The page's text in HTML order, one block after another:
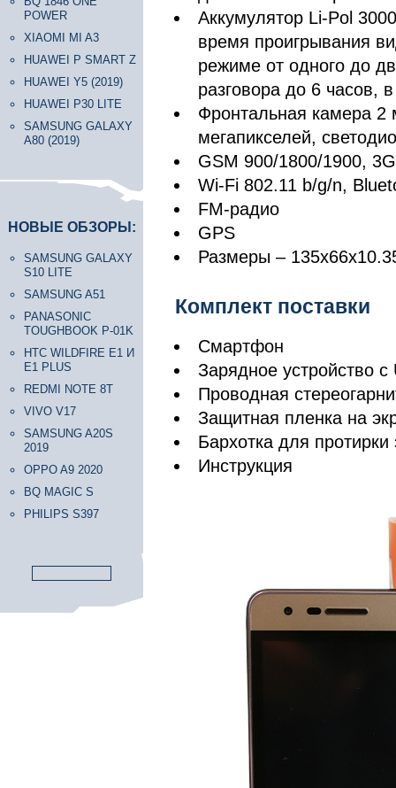
POWER
XIAOMI MI A3
HUAWEI P SMART Z
HUAWEI Y5 (2019)
HUAWEI P30 LITE
SAMSUNG GALAXY
A80 (2019)
НОВЫЕ ОБЗОРЫ:
SAMSUNG GALAXY
S10 LITE
SAMSUNG A51
PANASONIC
TOUGHBOOK P-01K
HTC WILDFIRE E1 И
E1 PLUS
REDMI NOTE 8T
VIVO V17
SAMSUNG A20S
2019
OPPO A9 2020
BQ MAGIC S
PHILIPS S397
Аккумулятор Li-Pol
время проигрывания
режиме от одного до
разговора до 6 часов,
Фронтальная камера 2
мегапикселей,
GSM 900/1800/1900, 3G
Wi-Fi 802.11 b/g/n,
FM-радио
GPS
Размеры –
Комплект поставки
Смартфон
Зарядное устройство
Проводная
Защитная пленка на
Бархотка для протирки
Инструкция